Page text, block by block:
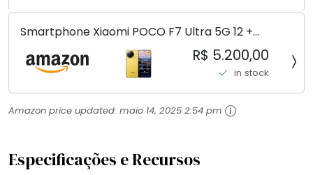
Smartphone Xiaomi POCO F7 Ultra 5G 12 +
256GB/16+512GB Processador Snapdragon 8 Elite
Top de Linha Chip VisionBoost D7 para Jogos
Pesados Tela Flow AMOLED 2K...
R$ 5.200,00
in stock
Amazon price updated: maio 14, 2025 2:54 pm
Especificações e Recursos